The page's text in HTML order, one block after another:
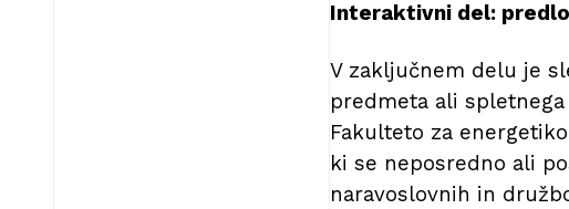
Interaktivni del:
V zaključnem delu je
predmeta ali
Fakulteto za
ki se neposredno ali
naravoslovnih in